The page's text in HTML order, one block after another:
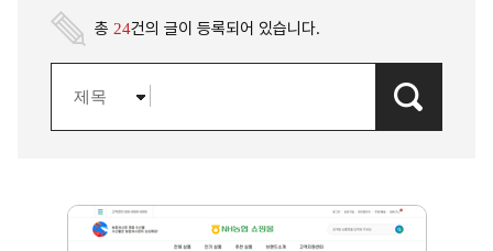
추가 구독 서비스
추가 제작비
제작 절차
공지사항
자료실
자연/풍경
FAQ
이용약관
이메일무단수집거부
홍보형
홍보 및 쇼핑형
총 24건의 글이 등록되어 있습니다.